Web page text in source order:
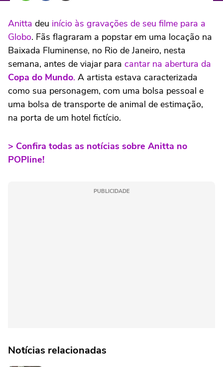
Anitta deu início às gravações de seu filme para a
Globo. Fãs flagraram a popstar em uma locação na
Baixada Fluminense, no Rio de Janeiro, nesta
semana, antes de viajar para cantar na abertura da
Copa do Mundo. A artista estava caracterizada
como sua personagem, com uma bolsa pessoal e
uma bolsa de transporte de animal de estimação,
na porta de um hotel fictício.
> Confira todas as notícias sobre Anitta no
POPline!
PUBLICIDADE
Notícias relacionadas